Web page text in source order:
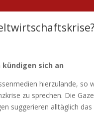
sich an
hierzulande, so
zu sprechen. Die
suggerieren alltäglich